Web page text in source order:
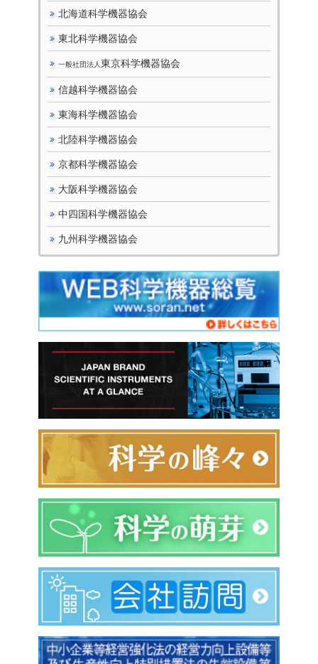
北海道科学機器協会
東北科学機器協会
一般社団法人東京科学機器協会
信越科学機器協会
東海科学機器協会
北陸科学機器協会
京都科学機器協会
大阪科学機器協会
中四国科学機器協会
九州科学機器協会